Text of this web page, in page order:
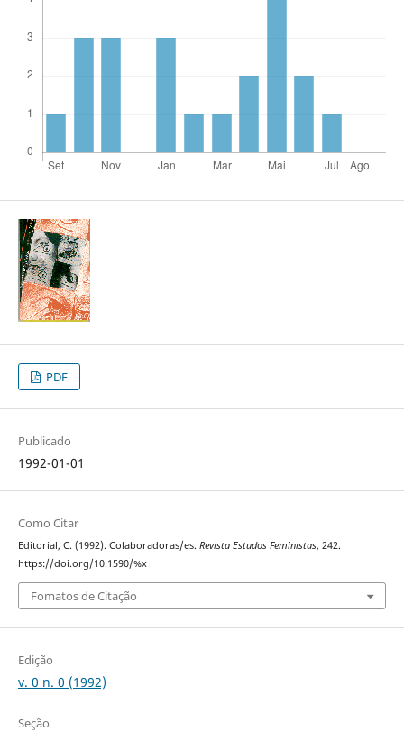
PDF
Publicado
1992-01-01
Como Citar
Editorial, C. (1992). Colaboradoras/es. Revista Estudos Feministas, 242.
https://doi.org/10.1590/%x
Fomatos de Citação
Edição
v. 0 n. 0 (1992)
Seção